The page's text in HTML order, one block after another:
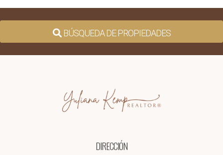
BÚSQUEDA DE PROPIEDADES
DIRECCIÓN